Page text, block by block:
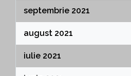
septembrie 2021
august 2021
iulie 2021